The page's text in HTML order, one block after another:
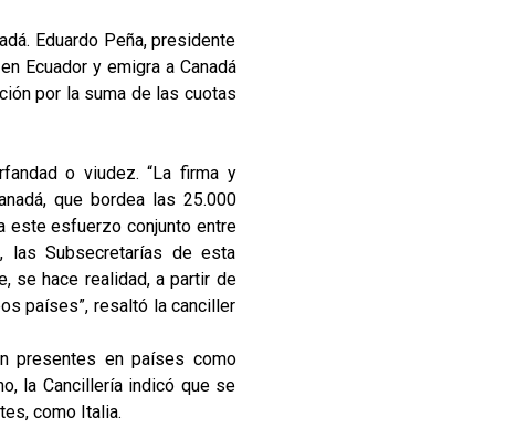
Eduardo Peña, presidente
Ecuador y emigra a Canadá
por la suma de las cuotas
o viudez. “La firma y
que bordea las 25.000
este esfuerzo conjunto entre
las Subsecretarías de esta
se hace realidad, a partir de
países”, resaltó la canciller
presentes en países como
la Cancillería indicó que se
como Italia.